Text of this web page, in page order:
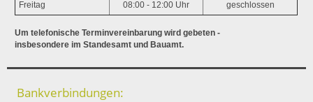
Freitag 08:00 - 12:00 Uhr geschlossen
Um telefonische Terminvereinbarung wird gebeten -
insbesondere im Standesamt und Bauamt.
Bankverbindungen: